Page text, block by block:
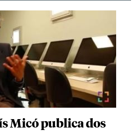
Micó publica dos